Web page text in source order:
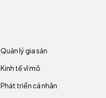
Quản lý gia sản
Kinh tế vĩ mô
Phát triển cá nhân